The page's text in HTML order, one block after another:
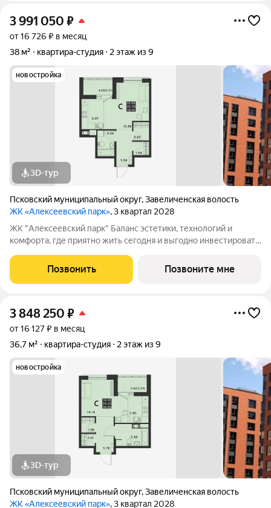
3 991 050 ₽
от 16 726 ₽ в месяц
38 м²
квартира-студия 2 этаж из 9
новостройка
3D-тур
Псковский муниципальный округ,Завеличенская волость
ЖК «Алексеевский парк», 3 квартал 2028
ЖК "Алексеевский парк" Баланс эстетики, технологий и
комфорта, где приятно жить сегодня и выгодно инвестировать
современный проект комфорт класса в развивающемся
районе дальнего Завеличья. Дом выполнен в
Позвонить Позвоните мне
3 848 250 ₽
от 16 127 ₽ в месяц
36,7 м²
квартира-студия 2 этаж из 9
новостройка
3D-тур
Псковский муниципальный округ,Завеличенская волость
ЖК «Алексеевский парк», 3 квартал 2028